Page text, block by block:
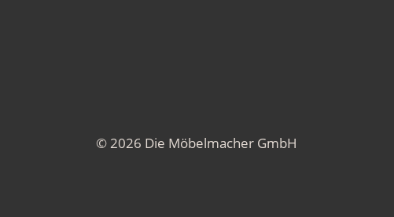
© 2026 Die Möbelmacher GmbH